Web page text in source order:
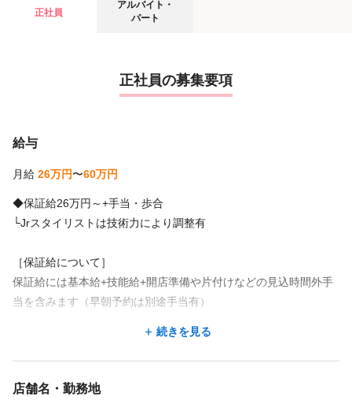
正社員
アルバイト・
パート
正社員の募集要項
給与
月給 26万円〜60万円
◆保証給26万円～+手当・歩合
└Jrスタイリストは技術力により調整有
［保証給について］
保証給には基本給+技能給+開店準備や片付けなどの見込時間外手
当を含みます（早朝予約は別途手当有）
＊売上歩合・店販手当/10％
＊交通費は3万円まで支給
続きを見る
店舗名・勤務地